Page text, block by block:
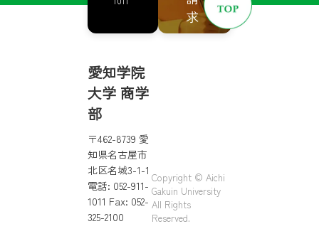
求
愛知学院
大学 商学
部
〒462-8739 愛
知県名古屋市
北区名城3-1-1
電話: 052-911-
1011 Fax: 052-
325-2100
Copyright © Aichi
Gakuin University
All Rights
Reserved.